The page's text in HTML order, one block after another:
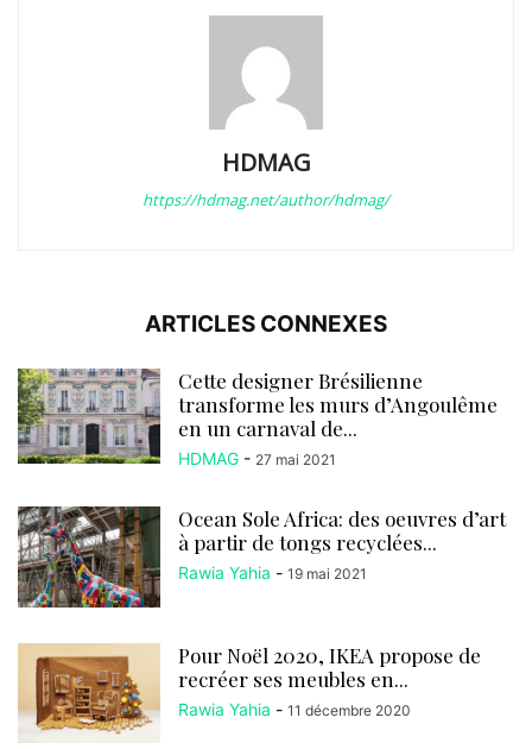
HDMAG
https://hdmag.net/author/hdmag/
ARTICLES CONNEXES
Cette designer Brésilienne
transforme les murs d’Angoulême
en un carnaval de...
HDMAG - 27 mai 2021
Ocean Sole Africa: des oeuvres d’art
à partir de tongs recyclées...
Rawia Yahia - 19 mai 2021
Pour Noël 2020, IKEA propose de
recréer ses meubles en...
Rawia Yahia - 11 décembre 2020